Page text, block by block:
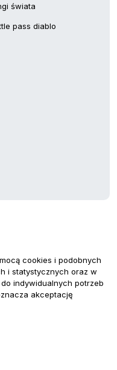
świata
pass diablo
cookies i podobnych
i statystycznych oraz w
indywidualnych potrzeb
akceptację